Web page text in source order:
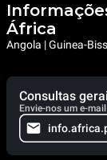
África
Angola | Guinea-
Consultas
Envie-nos um e-